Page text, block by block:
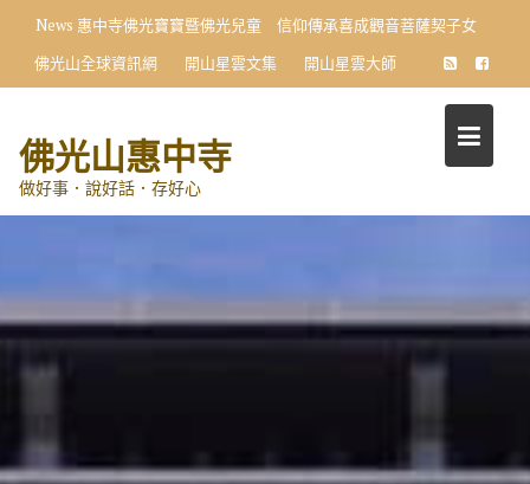
content
News 惠中寺佛光寶寶暨佛光兒童 信仰傳承喜成觀音菩薩契子女
佛光山全球資訊網
開山星雲文集 開山星雲大師
佛光山惠中寺
做好事．說好話．存好心